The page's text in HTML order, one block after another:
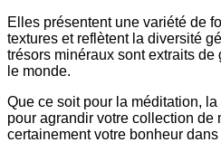
Elles présentent une variété de
textures et reflètent la diversité
trésors minéraux sont extraits
le monde.
Que ce soit pour la méditation,
pour agrandir votre collection de
certainement votre bonheur